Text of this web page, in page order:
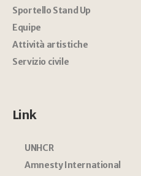
Sportello Stand Up
Equipe
Attività artistiche
Servizio civile
Link
UNHCR
Amnesty International